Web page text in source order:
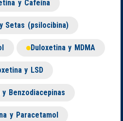
y Cafeína
Setas (psilocibina)
Duloxetina y MDMA
y LSD
Benzodiacepinas
y Paracetamol